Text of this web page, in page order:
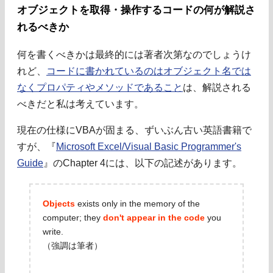
オブジェクトを取得・操作するコードの何が解説さ
れるべきか
何を書くべきかは最終的には著者次第なのでしょうけ
れど、
コードに書かれているのはオブジェクト名では
なくプロパティやメソッドであること は、解説される
べきだと私は考えています。
現在の仕様にVBAが固まる、ずいぶん古い英語書籍で
すが、『Microsoft Excel/Visual Basic Programmer's
Guide 』のChapter 4には、以下の記述があります。
Objects exists only in the memory of the
computer; they don't appear in the code you
write.
（強調は筆者）